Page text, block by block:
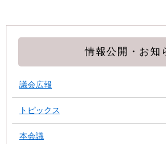
情報公開・お知
議会広報
トピックス
本会議